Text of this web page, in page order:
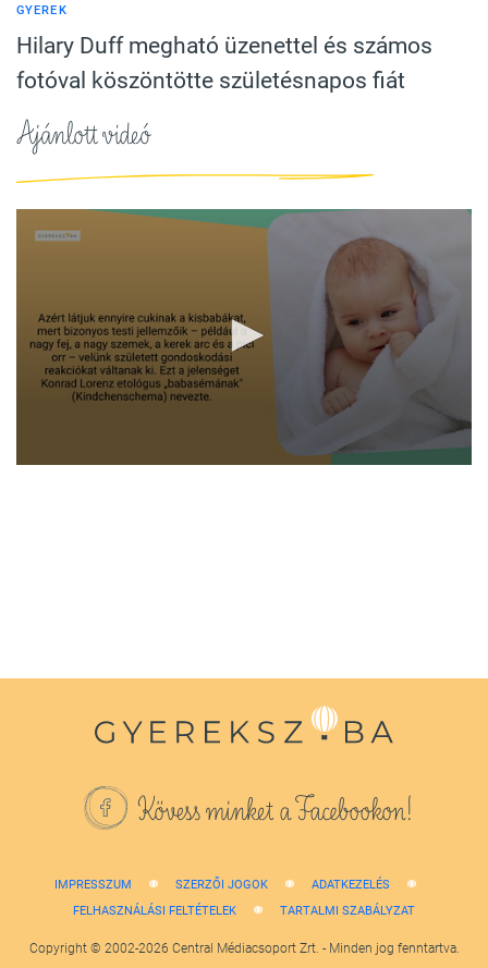
GYEREK
Hilary Duff megható üzenettel és számos
fotóval köszöntötte születésnapos fiát
Ajánlott videó
Kövess minket a Facebookon!
IMPRESSZUM SZERZŐI JOGOK
ADATKEZELÉS
FELHASZNÁLÁSI FELTÉTELEK
TARTALMI SZABÁLYZAT
Copyright © 2002-2026 Central Médiacsoport Zrt. - Minden jog fenntartva.